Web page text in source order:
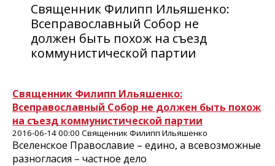
Священник Филипп Ильяшенко:
Всеправославный Собор не
должен быть похож на съезд
коммунистической партии
Священник Филипп Ильяшенко:
Всеправославный Собор не должен быть похож
на съезд коммунистической партии
2016-06-14 00:00 Священник Филипп Ильяшенко
Вселенское Православие – едино, а всевозможные
разногласия – частное дело